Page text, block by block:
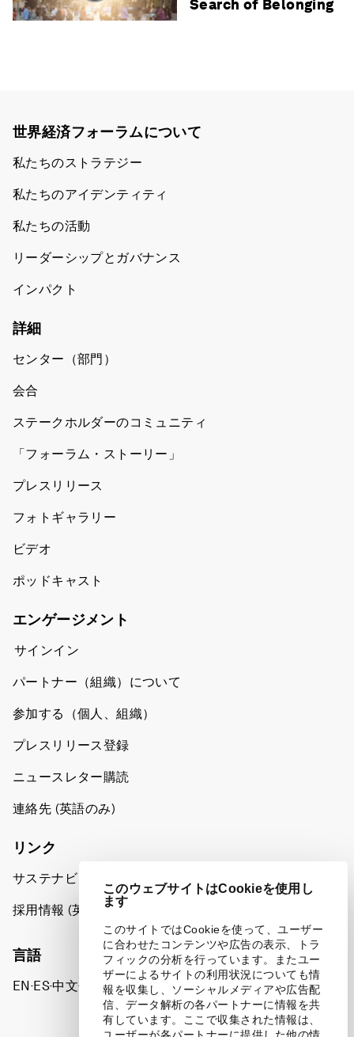
このウェブサイトはCookieを使用し
ます
このサイトではCookieを使って、ユーザー
に合わせたコンテンツや広告の表示、トラ
フィックの分析を行っています。またユー
ザーによるサイトの利用状況についても情
報を収集し、ソーシャルメディアや広告配
信、データ解析の各パートナーに情報を共
有しています。ここで収集された情報は、
Search of Belonging
世界経済フォーラムについて
私たちのストラテジー
私たちのアイデンティティ
私たちの活動
リーダーシップとガバナンス
インパクト
詳細
センター（部門）
会合
ステークホルダーのコミュニティ
「フォーラム・ストーリー」
プレスリリース
フォトギャラリー
ビデオ
ポッドキャスト
エンゲージメント
サインイン
パートナー（組織）について
参加する（個人、組織）
プレスリリース登録
ニュースレター購読
連絡先 (英語のみ)
リンク
サステナビリティへの取り組み
採用情報 (英語のみ)
言語
EN ▪ES▪中文▪ 日本語